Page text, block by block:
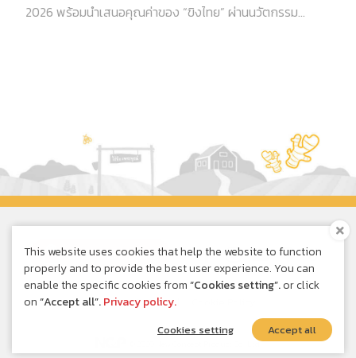
ใจมหาชน 4 ปีซ้อน จากรางวัล 2026 Thailand’s Most
Online Shopping
Privacy Policy
© 2020 New Concept Product Co., Ltd.
This website uses cookies that help the website to function
properly and to provide the best user experience. You can
enable the specific cookies from“Cookies setting”.or click
on“Accept all”.Privacy policy.
Cookies setting Accept all